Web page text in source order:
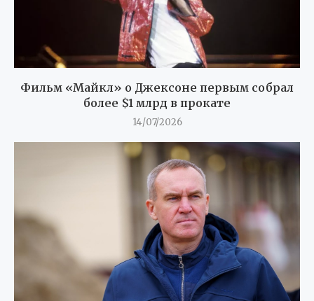
Фильм «Майкл» о Джексоне первым собрал
более $1 млрд в прокате
14/07/2026